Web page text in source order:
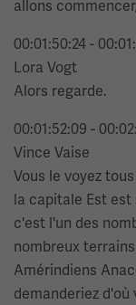
allons
00:01:50:24 -
Lora Vogt
Alors regarde.
00:01:52:09 -
Vince Vaise
Vous le voyez
la capitale Est
c'est l'un des
nombreux
Amérindiens
demanderiez